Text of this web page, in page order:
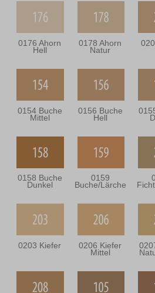
0176 Ahorn
Hell
0178 Ahorn
Natur
0154 Buche
Mittel
0156 Buche
Hell
0158 Buche
Dunkel
0159
Buche/Lärche
0203 Kiefer 0206 Kiefer
Mittel